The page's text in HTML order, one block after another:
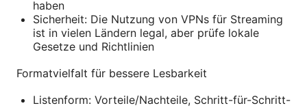
haben
Sicherheit: Die Nutzung von VPNs für Streaming
ist in vielen Ländern legal, aber prüfe lokale
Gesetze und Richtlinien
Formatvielfalt für bessere Lesbarkeit
Listenform: Vorteile/Nachteile, Schritt-für-Schritt-